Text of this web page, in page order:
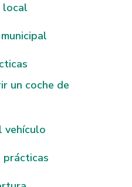
local
un coche de
vehículo
prácticas